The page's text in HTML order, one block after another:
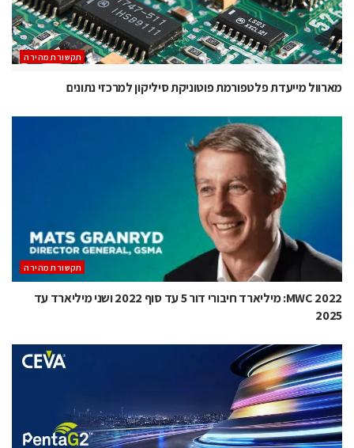
תקשורת מהירה
מארוול מייעדת פלטפורמת פוטוניקת סיליקון למרכזי נתונים
תקשורת מהירה
MWC 2022: מיליארד חיבורי דור 5 עד סוף 2022 ושני מיליארד עד
2025